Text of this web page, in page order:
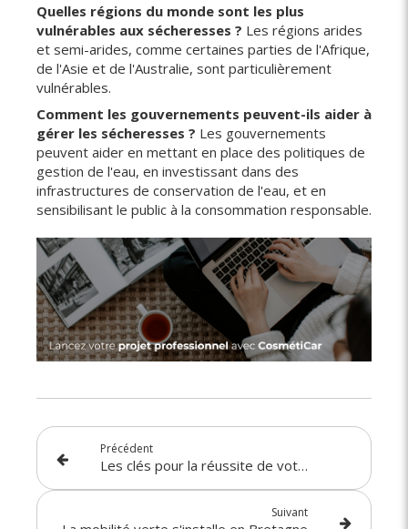
Quelles régions du monde sont les plus
vulnérables aux sécheresses ? Les régions arides
et semi-arides, comme certaines parties de l'Afrique,
de l'Asie et de l'Australie, sont particulièrement
vulnérables.
Comment les gouvernements peuvent-ils aider à
gérer les sécheresses ? Les gouvernements
peuvent aider en mettant en place des politiques de
gestion de l'eau, en investissant dans des
infrastructures de conservation de l'eau, et en
sensibilisant le public à la consommation responsable.
Précédent
Les clés pour la réussite de votre agence CosmétiCar
Suivant